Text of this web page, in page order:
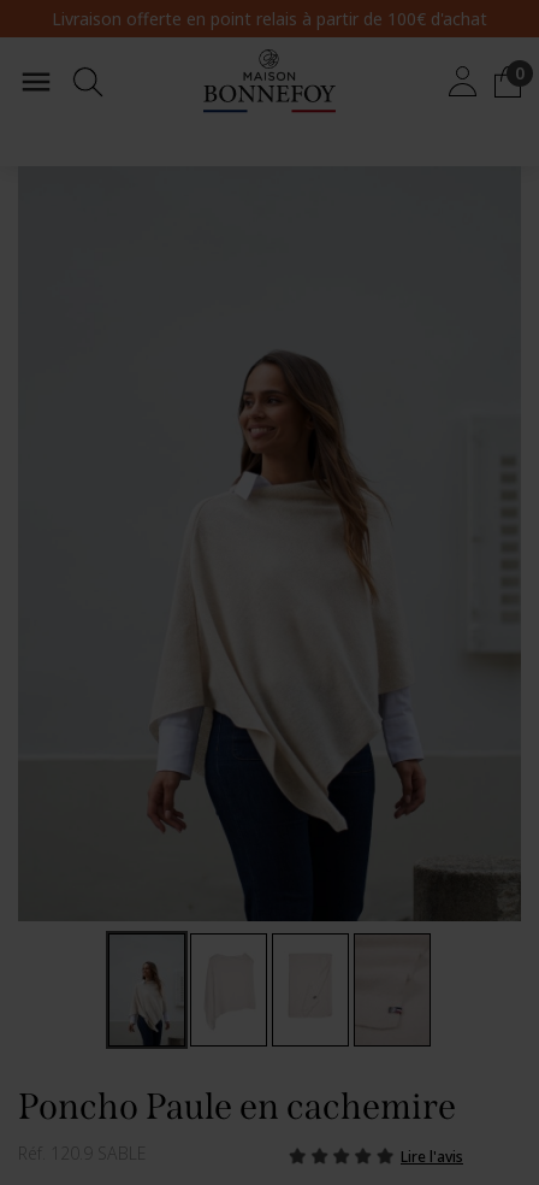
Livraison offerte en point relais à partir de 100€ d'achat
 0
Poncho Paule en cachemire
Réf. 120.9 SABLE Lire l'avis